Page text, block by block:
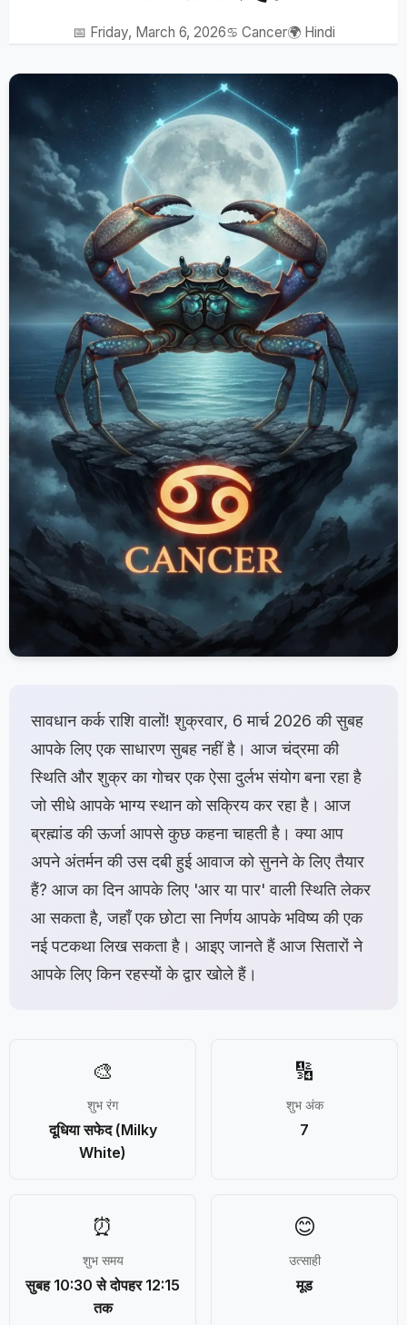
📅 Friday, March 6, 2026♋ Cancer🌍 Hindi
सावधान कर्क राशि वालों! शुक्रवार, 6 मार्च 2026 की सुबह
आपके लिए एक साधारण सुबह नहीं है। आज चंद्रमा की
स्थिति और शुक्र का गोचर एक ऐसा दुर्लभ संयोग बना रहा है
जो सीधे आपके भाग्य स्थान को सक्रिय कर रहा है। आज
ब्रह्मांड की ऊर्जा आपसे कुछ कहना चाहती है। क्या आप
अपने अंतर्मन की उस दबी हुई आवाज को सुनने के लिए तैयार
हैं? आज का दिन आपके लिए 'आर या पार' वाली स्थिति लेकर
आ सकता है, जहाँ एक छोटा सा निर्णय आपके भविष्य की एक
नई पटकथा लिख सकता है। आइए जानते हैं आज सितारों ने
आपके लिए किन रहस्यों के द्वार खोले हैं।
🎨
शुभ रंग
दूधिया सफेद (Milky
White)
🔢
शुभ अंक
7
⏰
शुभ समय
सुबह 10:30 से दोपहर 12:15
तक
😊
उत्साही
मूड